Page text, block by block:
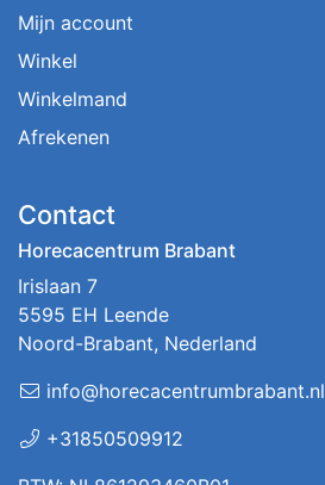
Mijn account
Winkel
Winkelmand
Afrekenen
Contact
Horecacentrum Brabant
Irislaan 7
5595 EH Leende
Noord-Brabant, Nederland
info@horecacentrumbrabant.nl
+31850509912